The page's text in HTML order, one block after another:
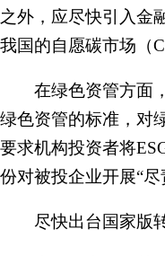
之外，应尽快引入金
我国的自愿碳市场（
在绿色资管方面，
绿色资管的标准，对
要求机构投资者将
份对被投企业开展“尽
尽快出台国家版